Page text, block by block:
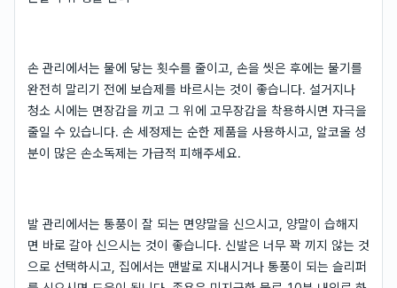
손 관리에서는 물에 닿는 횟수를 줄이고, 손을 씻은 후에는 물기를
완전히 말리기 전에 보습제를 바르시는 것이 좋습니다. 설거지나
청소 시에는 면장갑을 끼고 그 위에 고무장갑을 착용하시면 자극을
줄일 수 있습니다. 손 세정제는 순한 제품을 사용하시고, 알코올 성
분이 많은 손소독제는 가급적 피해주세요.
발 관리에서는 통풍이 잘 되는 면양말을 신으시고, 양말이 습해지
면 바로 갈아 신으시는 것이 좋습니다. 신발은 너무 꽉 끼지 않는 것
으로 선택하시고, 집에서는 맨발로 지내시거나 통풍이 되는 슬리퍼